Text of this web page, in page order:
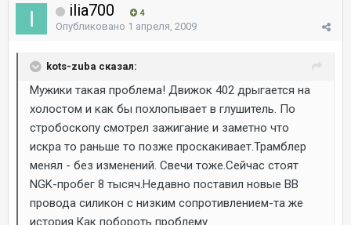
ilia700 4
Опубликовано 1 апреля, 2009
kots-zuba сказал:
Мужики такая проблема! Движок 402 дрыгается на
холостом и как бы похлопывает в глушитель. По
стробоскопу смотрел зажигание и заметно что
искра то раньше то позже проскакивает.Трамблер
менял - без изменений. Свечи тоже.Сейчас стоят
NGK-пробег 8 тысяч.Недавно поставил новые ВВ
провода силикон с низким сопротивлением-та же
история.Как побороть проблему